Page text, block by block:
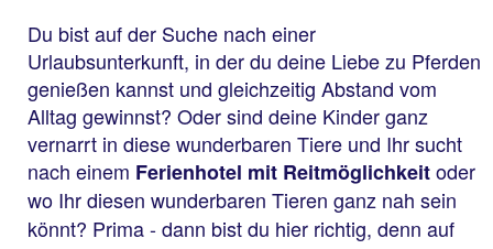
Du bist auf der Suche nach einer
Urlaubsunterkunft, in der du deine Liebe zu Pferden
genießen kannst und gleichzeitig Abstand vom
Alltag gewinnst? Oder sind deine Kinder ganz
vernarrt in diese wunderbaren Tiere und Ihr sucht
nach einem Ferienhotel mit Reitmöglichkeitoder
wo Ihr diesen wunderbaren Tieren ganz nah sein
könnt? Prima - dann bist du hier richtig, denn auf